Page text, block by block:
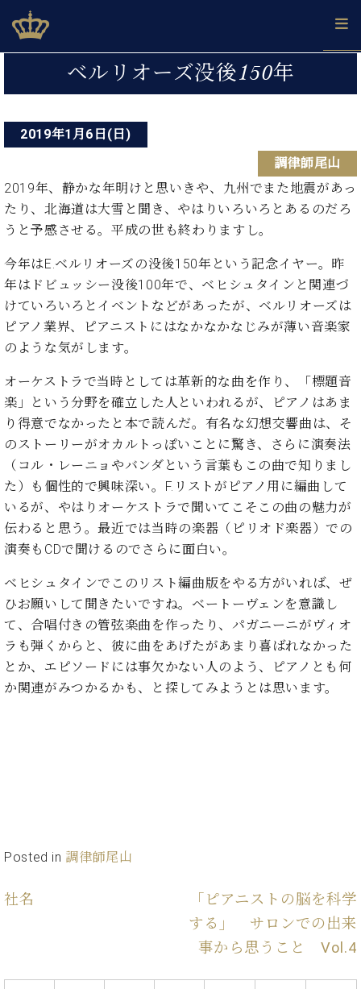
to
content
ベヒシュタインジャパン公式サイト
BECHSTEIN JAPAN Official Site
ベ
ヒ
ュ
タ
イ
ン
ン
サ
ー
ト /
C.
ベ
ヒ
ュ
タ
イ
ン
レ
ジ
デ
ン
ス
ベ
ヒ
シ
ュ
C.
示
ピ
ノ
技
術
ベ
シ
ュ
イ
ン
の
ラ
ド
ピ
ア
ノ
作
る
こ
音
色
と
タ
ッ
ベ
ヒ
シ
ュ
タ
イ
組
ヒ
ュ
タ
イ
ン
の
秘
ド
ツ
の
器
ベ
ヒ
ュ
イ
ン
ブ
ン
ド
ヒ
ス
ト
リ
ー
音
楽
達
の
声
ベ
ヒ
シ
ン
ュ
ー
ス・
イ
ン
ト
メ
マ
ガ
員
登
録
案
店
舗
ら
の
お
知
ら
せ
(入
荷
情
報
プ
レ
ス
リ
リ
ー
ア
報)
ー・
店
ベ
シ
ュ
イ
ン
演
奏
し
た
い！
学
び
い！
録
音
し
た
い！
と
い
う
は、
近
く
の
直
営
店
か
本
企
情
報
採
用
情
ベ
ヒ
シ
ュ
イ
ン・
ロ
ン
会
員
ベ
ヒ
ュ
タ
ン・
ジ
ャ
パ
ベルリオーズ没後150年
2019年1月6日(日)
調律師尾山
2019年、静かな年明けと思いきや、九州でまた地震があっ
たり、北海道は大雪と聞き、やはりいろいろとあるのだろ
うと予感させる。平成の世も終わりますし。
今年はE.ベルリオーズの没後150年という記念イヤー。昨
年はドビュッシー没後100年で、ベヒシュタインと関連づ
けていろいろとイベントなどがあったが、ベルリオーズは
ピアノ業界、ピアニストにはなかなかなじみが薄い音楽家
のような気がします。
オーケストラで当時としては革新的な曲を作り、「標題音
楽」という分野を確立した人といわれるが、ピアノはあま
り得意でなかったと本で読んだ。有名な幻想交響曲は、そ
のストーリーがオカルトっぽいことに驚き、さらに演奏法
（コル・レーニョやバンダという言葉もこの曲で知りまし
た）も個性的で興味深い。F.リストがピアノ用に編曲して
いるが、やはりオーケストラで聞いてこそこの曲の魅力が
伝わると思う。最近では当時の楽器（ピリオド楽器）での
演奏もCDで聞けるのでさらに面白い。
ベヒシュタインでこのリスト編曲版をやる方がいれば、ぜ
ひお願いして聞きたいですね。ベートーヴェンを意識し
て、合唱付きの管弦楽曲を作ったり、パガニーニがヴィオ
ラも弾くからと、彼に曲をあげたがあまり喜ばれなかった
とか、エピソードには事欠かない人のよう、ピアノとも何
か関連がみつかるかも、と探してみようとは思います。
Posted in 調律師尾山
稿
ナ
ビ
ー
シ
ョ
ン
社名
「ピアニストの脳を科学
する」 サロンでの出来
事から思うこと Vol.4